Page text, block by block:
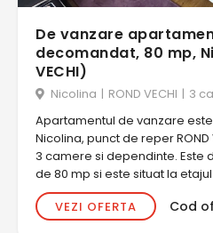
De vanzare
decomandat, 80 mp,
VECHI)
Nicolina | ROND VECHI | 3
Apartamentul de vanzare
Nicolina, punct de reper
3 camere si dependinte. Este
de 80 mp si este situat la etajul
VEZI OFERTA
Cod